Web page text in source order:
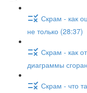
Скрам - как
не только (28:37)
Скрам - как
диаграммы
Скрам - что